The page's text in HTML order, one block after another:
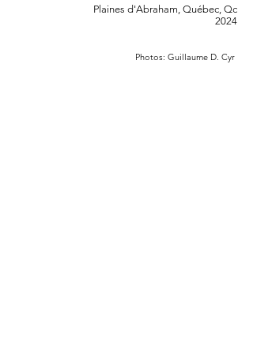
Plaines d'Abraham, Québec, Qc
2024
Photos: Guillaume D. Cyr